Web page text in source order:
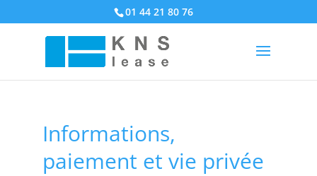
01 44 21 80 76
Informations,
paiement et vie privée